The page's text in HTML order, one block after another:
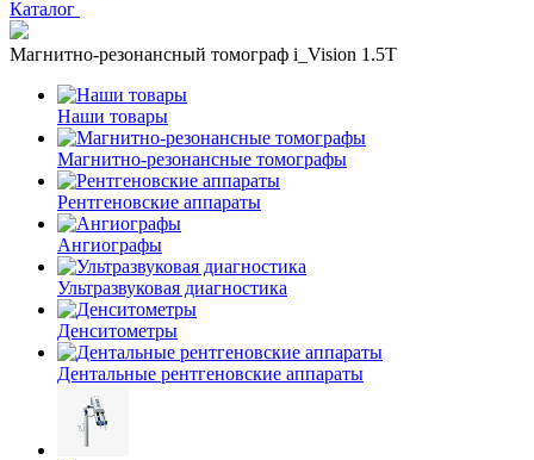
Каталог
Магнитно-резонансный томограф i_Vision 1.5T
Наши товары
Магнитно-резонансные томографы
Рентгеновские аппараты
Ангиографы
Ультразвуковая диагностика
Денситометры
Дентальные рентгеновские аппараты